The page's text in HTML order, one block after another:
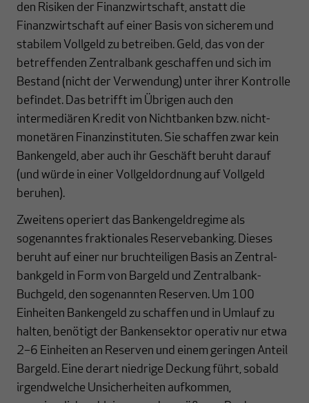
den Risiken der Finanzwirtschaft, anstatt die
Finanzwirtschaft auf einer Basis von sicherem und
sta­bi­lem Vollgeld zu betreiben. Geld, das von der
betreffenden Zen­tralbank geschaffen und sich im
Bestand (nicht der Verwendung) unter ihrer Kon­trolle
befindet. Das betrifft im Übrigen auch den
intermediären Kredit von Nichtbanken bzw. nicht-
monetären Finanz­insti­tu­ten. Sie schaffen zwar kein
Banken­geld, aber auch ihr Geschäft beruht darauf
(und würde in einer Vollgeldordnung auf Vollgeld
beruhen).
Zweitens operiert das Bankengeldregime als
sogenanntes fraktionales Reservebanking. Dieses
beruht auf einer nur bruchteiligen Basis an Zentral­
bank­geld in Form von Bargeld und Zentral­bank-
Buchgeld, den sogenannten Reserven. Um 100
Einheiten Bankengeld zu schaffen und in Umlauf zu
halten, benötigt der Bankensektor operativ nur etwa
2–6 Einheiten an Reserven und einem geringen Anteil
Bargeld. Eine derart niedrige Deckung führt, sobald
irgend­welche Unsicherheiten aufkommen,